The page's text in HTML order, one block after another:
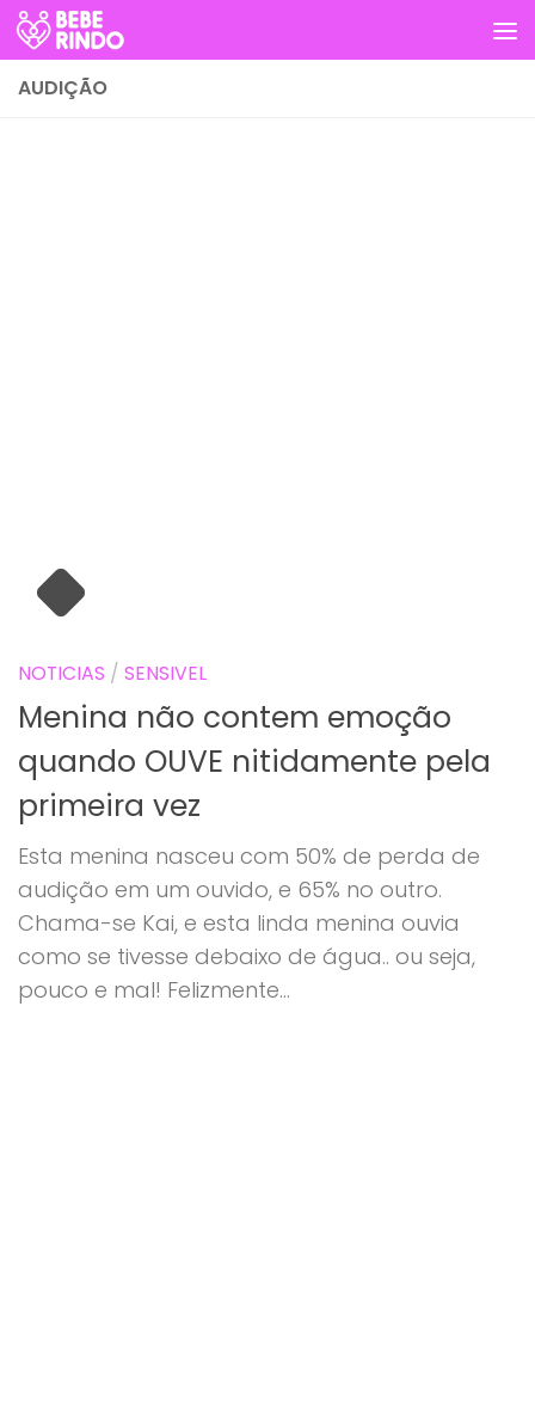
Skip to content
AUDIÇÃO
NOTICIAS / SENSIVEL
Menina não contem emoção
quando OUVE nitidamente pela
primeira vez
Esta menina nasceu com 50% de perda de
audição em um ouvido, e 65% no outro.
Chama-se Kai, e esta linda menina ouvia
como se tivesse debaixo de água.. ou seja,
pouco e mal! Felizmente...